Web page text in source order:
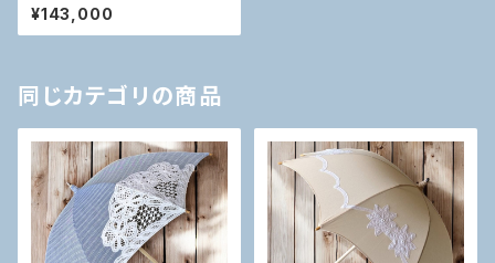
注品 これぞ職人技！！完成まで
半年かかる 圧巻の総バテンレ
ース日傘 アイボリー
¥143,000
同じカテゴリの商品